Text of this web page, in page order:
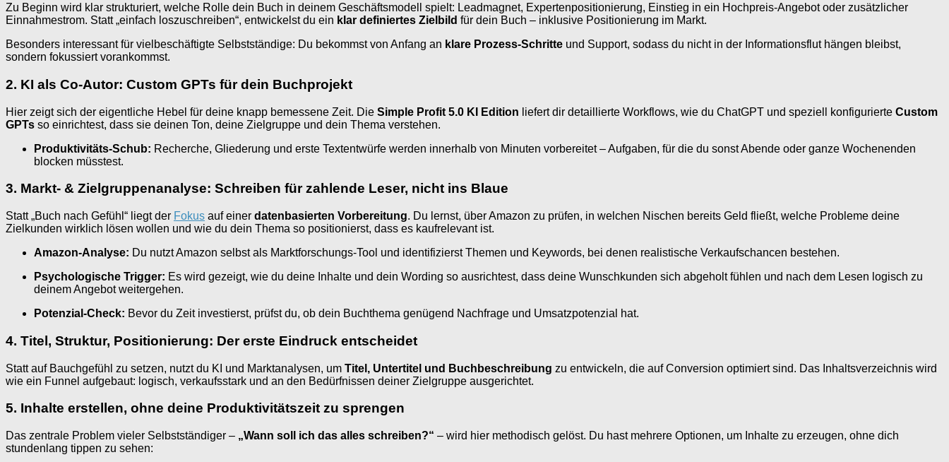
Zu Beginn wird klar strukturiert, welche Rolle dein Buch in deinem Geschäftsmodell spielt: Leadmagnet, Expertenpositionierung, Einstieg in ein Hochpreis-Angebot oder zusätzlicher
Einnahmestrom. Statt „einfach loszuschreiben“, entwickelst du ein klar definiertes Zielbild für dein Buch – inklusive Positionierung im Markt.
Besonders interessant für vielbeschäftigte Selbstständige: Du bekommst von Anfang an klare Prozess-Schritte und Support, sodass du nicht in der Informationsflut hängen bleibst,
sondern fokussiert vorankommst.
2. KI als Co-Autor: Custom GPTs für dein Buchprojekt
Hier zeigt sich der eigentliche Hebel für deine knapp bemessene Zeit. Die Simple Profit 5.0 KI Edition liefert dir detaillierte Workflows, wie du ChatGPT und speziell konfigurierte Custom
GPTs so einrichtest, dass sie deinen Ton, deine Zielgruppe und dein Thema verstehen.
Produktivitäts-Schub: Recherche, Gliederung und erste Textentwürfe werden innerhalb von Minuten vorbereitet – Aufgaben, für die du sonst Abende oder ganze Wochenenden
blocken müsstest.
3. Markt- & Zielgruppenanalyse: Schreiben für zahlende Leser, nicht ins Blaue
Statt „Buch nach Gefühl“ liegt der Fokus auf einer datenbasierten Vorbereitung. Du lernst, über Amazon zu prüfen, in welchen Nischen bereits Geld fließt, welche Probleme deine
Zielkunden wirklich lösen wollen und wie du dein Thema so positionierst, dass es kaufrelevant ist.
Amazon-Analyse: Du nutzt Amazon selbst als Marktforschungs-Tool und identifizierst Themen und Keywords, bei denen realistische Verkaufschancen bestehen.
Psychologische Trigger: Es wird gezeigt, wie du deine Inhalte und dein Wording so ausrichtest, dass deine Wunschkunden sich abgeholt fühlen und nach dem Lesen logisch zu
deinem Angebot weitergehen.
Potenzial-Check: Bevor du Zeit investierst, prüfst du, ob dein Buchthema genügend Nachfrage und Umsatzpotenzial hat.
4. Titel, Struktur, Positionierung: Der erste Eindruck entscheidet
Statt auf Bauchgefühl zu setzen, nutzt du KI und Marktanalysen, um Titel, Untertitel und Buchbeschreibung zu entwickeln, die auf Conversion optimiert sind. Das Inhaltsverzeichnis wird
wie ein Funnel aufgebaut: logisch, verkaufsstark und an den Bedürfnissen deiner Zielgruppe ausgerichtet.
5. Inhalte erstellen, ohne deine Produktivitätszeit zu sprengen
Das zentrale Problem vieler Selbstständiger – „Wann soll ich das alles schreiben?“ – wird hier methodisch gelöst. Du hast mehrere Optionen, um Inhalte zu erzeugen, ohne dich
stundenlang tippen zu sehen: